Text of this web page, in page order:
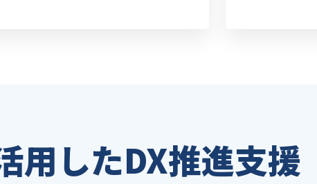
用したDX推進支援